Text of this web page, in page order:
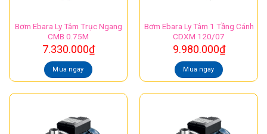
Bơm Ebara Ly Tâm Trục Ngang
CMB 0.75M
7.330.000₫
Mua ngay
Bơm Ebara Ly Tâm 1 Tầng Cánh
CDXM 120/07
9.980.000₫
Mua ngay